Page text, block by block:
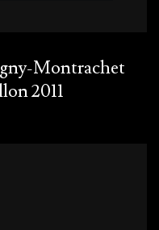
Montrachet
2011